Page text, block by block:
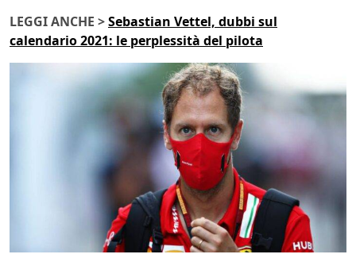
LEGGI ANCHE >Sebastian Vettel, dubbi sul
calendario 2021: le perplessità del pilota